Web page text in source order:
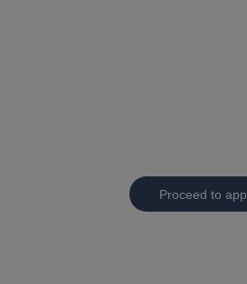
Proceed to app